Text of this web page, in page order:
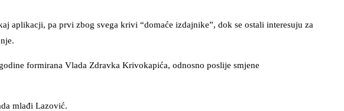
aplikacji, pa prvi zbog svega krivi “domaće izdajnike”, dok se ostali interesuju za
formirana Vlada Zdravka Krivokapića, odnosno poslije smjene
mlađi Lazović.